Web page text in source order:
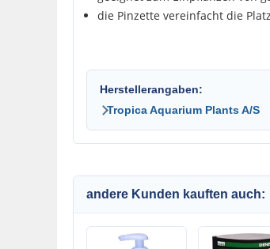
die Pinzette vereinfacht die
Herstellerangaben:
Tropica Aquarium Plants A/S
andere Kunden kauften auch: